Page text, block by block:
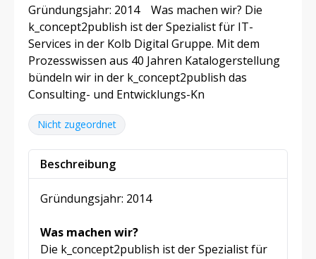
Gründungsjahr: 2014 Was machen wir? Die
k_concept2publish ist der Spezialist für IT-
Services in der Kolb Digital Gruppe. Mit dem
Prozesswissen aus 40 Jahren Katalogerstellung
bündeln wir in der k_concept2publish das
Consulting- und Entwicklungs-Kn
Nicht zugeordnet
Beschreibung
Gründungsjahr: 2014
Was machen wir?
Die k_concept2publish ist der Spezialist für